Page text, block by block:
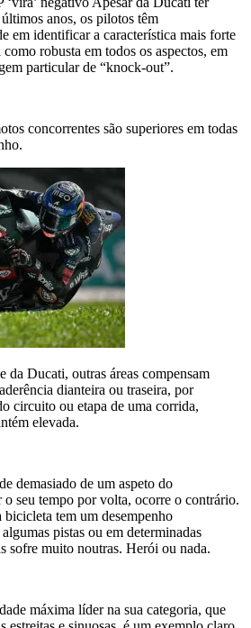
anos, os pilotos têm
em identificar a característica mais forte
robusta em todos os aspectos, em
particular de “knock-out”.
concorrentes são superiores em todas
da Ducati, outras áreas compensam
dianteira ou traseira, por
circuito ou etapa de uma corrida,
elevada.
demasiado de um aspeto do
o seu tempo por volta, ocorre o contrário.
tem um desempenho
pistas ou em determinadas
sofre muito noutras. Herói ou nada.
máxima líder na sua categoria, que